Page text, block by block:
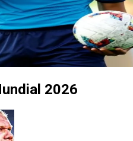
2026